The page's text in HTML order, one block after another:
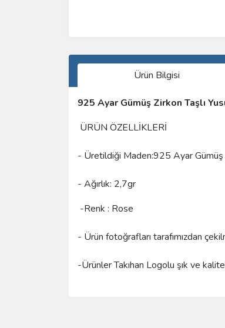
Ürün Bilgisi
925 Ayar Gümüş Zirkon Taşlı
ÜRÜN ÖZELLİKLERİ
- Üretildiği Maden:925 Ayar Gümüş
- Ağırlık: 2,7gr
-Renk : Rose
- Ürün fotoğrafları tarafımızdan
-Ürünler Takıhan Logolu şık ve